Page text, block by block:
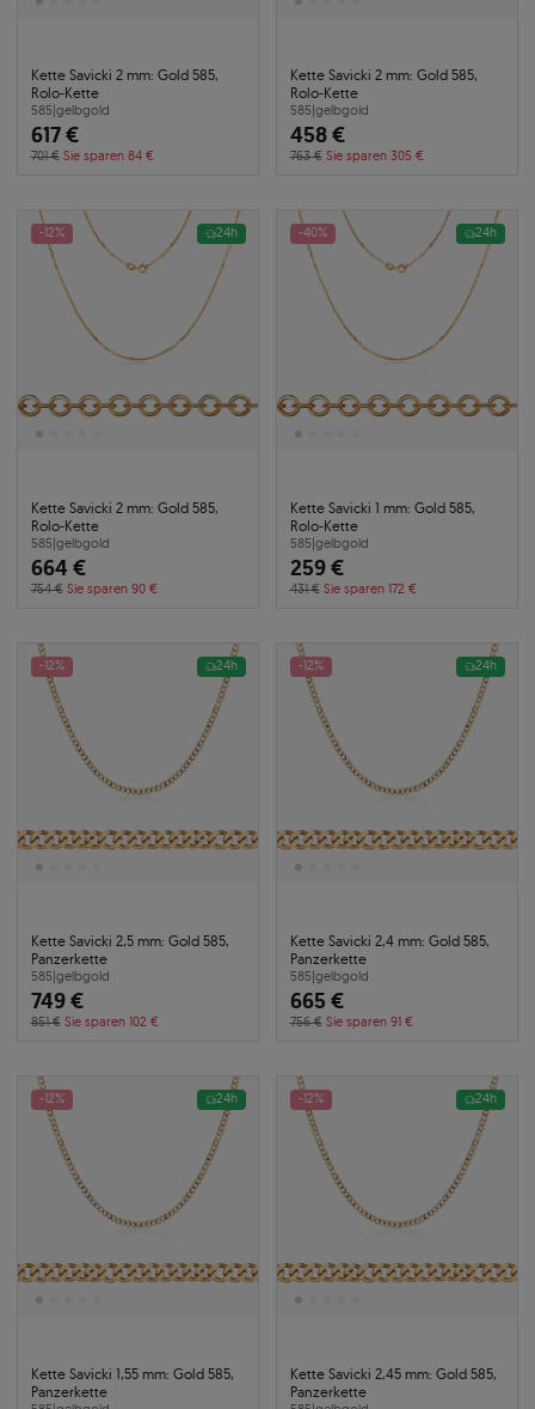
Kette Savicki 2 mm: Gold 585,
Rolo-Kette
585|gelbgold
617 €
701 € Sie sparen 84 €
Kette Savicki 2 mm: Gold 585,
Rolo-Kette
585|gelbgold
458 €
763 € Sie sparen 305 €
-12% 24h
Kette Savicki 2 mm: Gold 585,
Rolo-Kette
585|gelbgold
664 €
754 € Sie sparen 90 €
-40% 24h
Kette Savicki 1 mm: Gold 585,
Rolo-Kette
585|gelbgold
259 €
431 € Sie sparen 172 €
-12% 24h
Kette Savicki 2,5 mm: Gold 585,
Panzerkette
585|gelbgold
749 €
851 € Sie sparen 102 €
-12% 24h
Kette Savicki 2,4 mm: Gold 585,
Panzerkette
585|gelbgold
665 €
756 € Sie sparen 91 €
-12% 24h
Kette Savicki 1,55 mm: Gold 585,
Panzerkette
-12% 24h
Kette Savicki 2,45 mm: Gold 585,
Panzerkette